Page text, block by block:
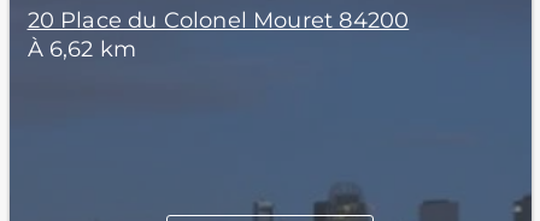
20 Place du Colonel Mouret 84200
À 6,62 km